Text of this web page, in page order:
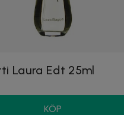
Laura Edt 25ml
KÖP